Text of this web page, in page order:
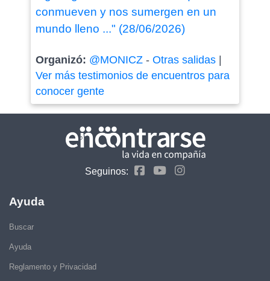
conmueven y nos sumergen en un
mundo lleno ..." (28/06/2026)
Organizó: @MONICZ- Otras salidas|
Ver más testimonios de encuentros para
conocer gente
Seguinos:
Ayuda
Buscar
Ayuda
Reglamento y Privacidad